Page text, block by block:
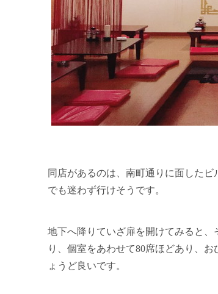
同店があるのは、南町通りに面した
でも迷わず行けそうです。
地下へ降りていざ扉を開けてみると
り、個室をあわせて80席ほどあり、
ょうど良いです。